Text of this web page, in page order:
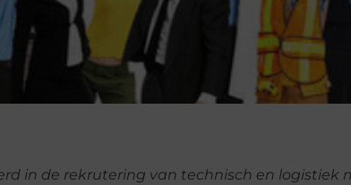
in de rekrutering van technisch en logistiek